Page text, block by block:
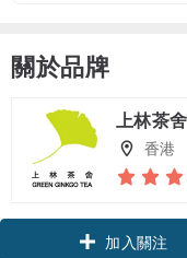
關於品牌
上林茶
香港
加入關注